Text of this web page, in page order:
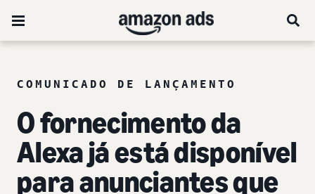
COMUNICADO DE LANÇAMENTO
O fornecimento da
Alexa já está disponível
para anunciantes que